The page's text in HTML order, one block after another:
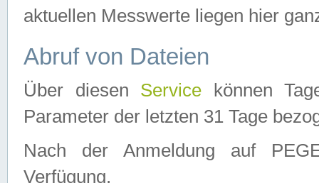
aktuellen Messwerte liegen hier
Abruf von Dateien
Über diesen Service können
Parameter der letzten 31 Tage
Nach der Anmeldung auf
Verfügung.